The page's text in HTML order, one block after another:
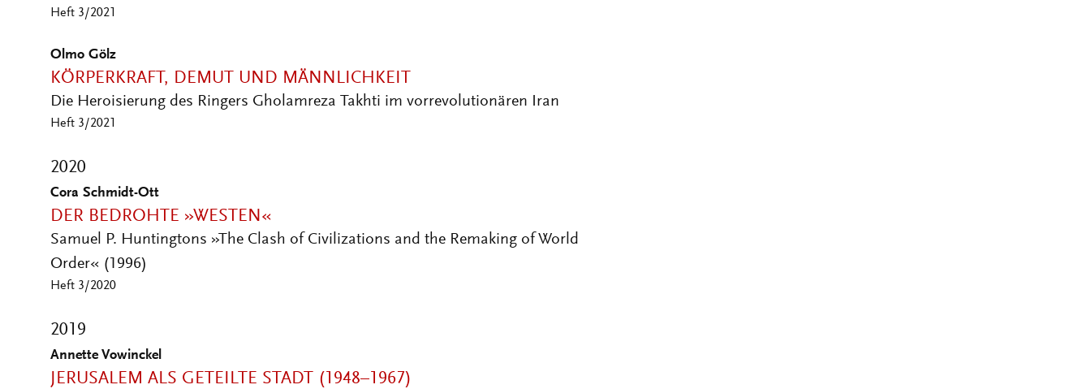
Heft 3/2021
Olmo Gölz
KÖRPERKRAFT, DEMUT UND MÄNNLICHKEIT
Die Heroisierung des Ringers Gholamreza Takhti im vorrevolutionären Iran
Heft 3/2021
2020
Cora Schmidt-Ott
DER BEDROHTE »WESTEN«
Samuel P. Huntingtons »The Clash of Civilizations and the Remaking of World
Order« (1996)
Heft 3/2020
2019
Annette Vowinckel
JERUSALEM ALS GETEILTE STADT (1948–1967)